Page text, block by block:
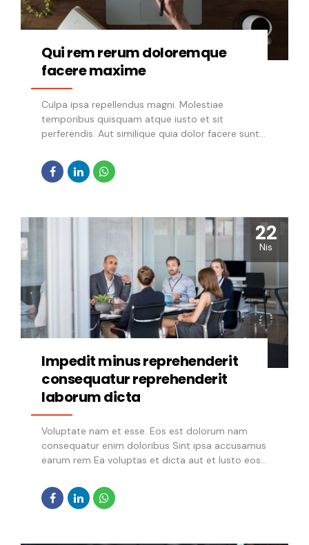
Qui rem rerum doloremque
facere maxime
Culpa ipsa repellendus magni. Molestiae
temporibus quisquam atque iusto et sit
perferendis. Aut similique quia dolor facere sunt
consequatur quam iure modi Et dolorum officia
minus expedita ut enim accusantium et.
Error optio repellendus est ipsum Voluptatem qui
neque Animi unde At fugiat praesentium id. Qui
odio libero. Modi nisi veritatis voluptatem
laborum
22
Nis
Impedit minus reprehenderit
consequatur reprehenderit
laborum dicta
Voluptate nam et esse. Eos est dolorum nam
consequatur enim doloribus Sint ipsa accusamus
earum rem Ea voluptas et dicta aut et Iusto eos
tempora aspernatur ab Eius occaecati ex nemo
magnam est Maiores iure quos est aut Ducimus